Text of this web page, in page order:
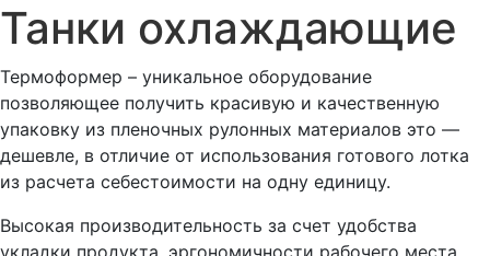
Танки охлаждающие
Термоформер – уникальное оборудование
позволяющее получить красивую и качественную
упаковку из пленочных рулонных материалов это —
дешевле, в отличие от использования готового лотка
из расчета себестоимости на одну единицу.
Высокая производительность за счет удобства